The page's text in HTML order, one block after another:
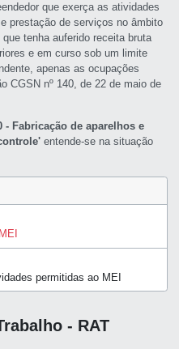
que exerça as atividades
prestação de serviços no âmbito
tenha auferido receita bruta
e em curso sob um limite
apenas as ocupações
CGSN nº 140, de 22 de maio de
- Fabricação de aparelhos e
entende-se na situação
permitidas ao MEI
- RAT